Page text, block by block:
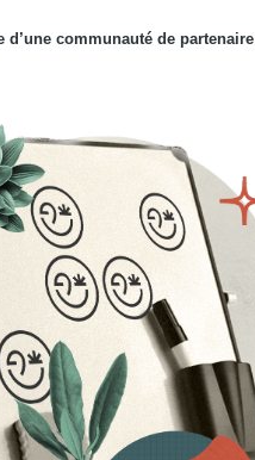
d’une communauté de partenaire